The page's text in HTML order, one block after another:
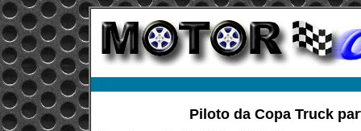
Piloto da Copa Truck